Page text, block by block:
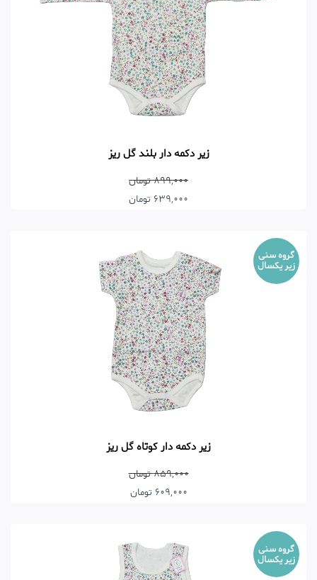
زیر دکمه دار بلند گل ریز
899,000 تومان
639,000 تومان
گروه سنی
زیر یکسال
زیر دکمه دار کوتاه گل ریز
859,000 تومان
609,000 تومان
گروه سنی
زیر یکسال